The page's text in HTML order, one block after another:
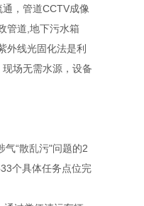
，管道CCTV成像
管道,地下污水箱
外线光固化法是利
场无需水源，设备
“散乱污"问题的2
个具体任务点位完